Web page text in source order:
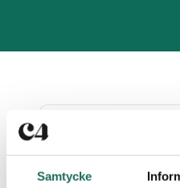
Samtycke